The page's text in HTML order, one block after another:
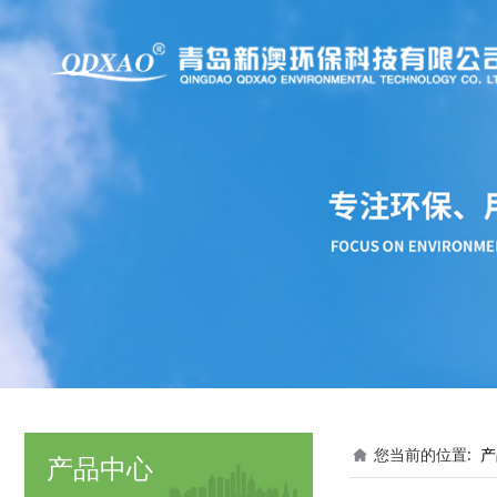
产品中心 您当前的位置: